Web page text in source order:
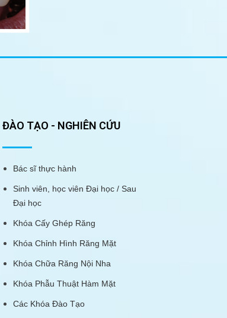
ĐÀO TẠO - NGHIÊN CỨU
Bác sĩ thực hành
Sinh viên, học viên Đại học / Sau
Đại học
Khóa Cấy Ghép Răng
Khóa Chỉnh Hình Răng Mặt
Khóa Chữa Răng Nội Nha
Khóa Phẫu Thuật Hàm Mặt
Các Khóa Đào Tạo